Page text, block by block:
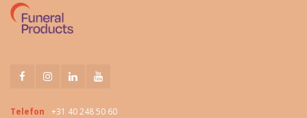
Telefon
+31 40 248 50 60